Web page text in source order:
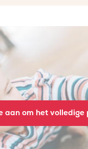
aan om het volledige